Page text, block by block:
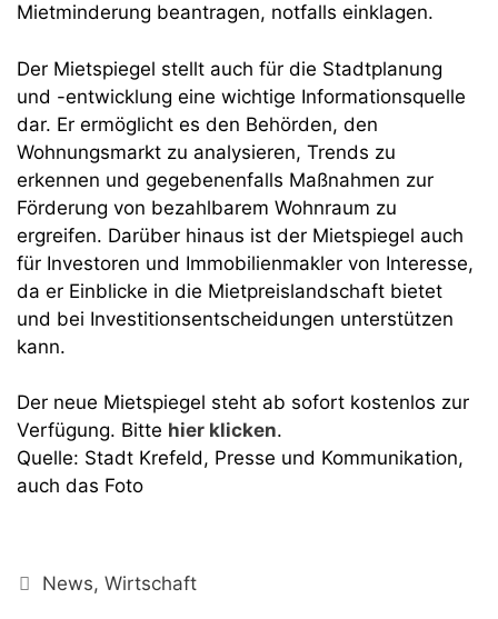
Mietminderung beantragen, notfalls einklagen.
Der Mietspiegel stellt auch für die Stadtplanung
und -entwicklung eine wichtige Informationsquelle
dar. Er ermöglicht es den Behörden, den
Wohnungsmarkt zu analysieren, Trends zu
erkennen und gegebenenfalls Maßnahmen zur
Förderung von bezahlbarem Wohnraum zu
ergreifen. Darüber hinaus ist der Mietspiegel auch
für Investoren und Immobilienmakler von Interesse,
da er Einblicke in die Mietpreislandschaft bietet
und bei Investitionsentscheidungen unterstützen
kann.
Der neue Mietspiegel steht ab sofort kostenlos zur
Verfügung. Bitte hier klicken.
Quelle: Stadt Krefeld, Presse und Kommunikation,
auch das Foto
Kategorien
News,Wirtschaft